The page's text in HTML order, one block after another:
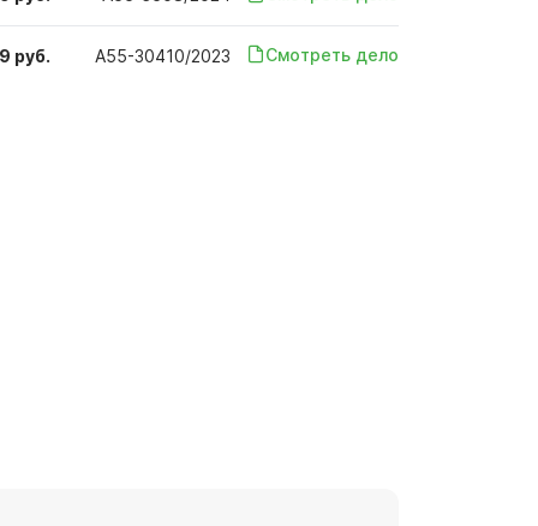
руб. А55-30410/2023 Смотреть дело